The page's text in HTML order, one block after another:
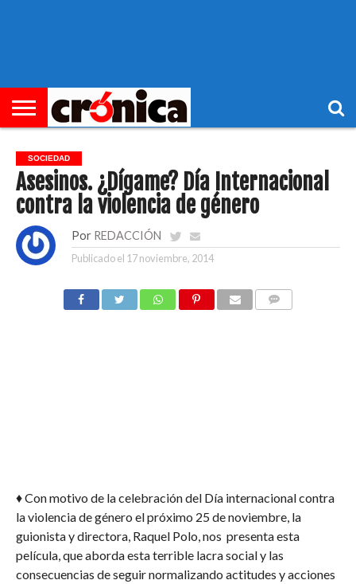
SOCIEDAD
Asesinos. ¿Dígame? Día Internacional
contra la violencia de género
Por REDACCIÓN
Publicado el 17 noviembre, 2014
♦ Con motivo de la celebración del Día internacional contra
la violencia de género el próximo 25 de noviembre, la
guionista y directora, Raquel Polo, nos presenta esta
película, que aborda esta terrible lacra social y las
consecuencias de seguir normalizando actitudes y acciones